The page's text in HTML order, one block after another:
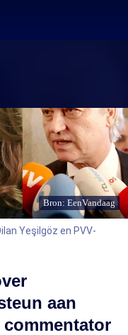
Bron: EenVandaag
Yeşilgöz en PVV-
aan